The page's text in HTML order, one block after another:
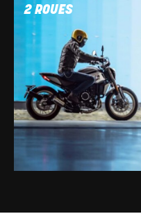
2 ROUES